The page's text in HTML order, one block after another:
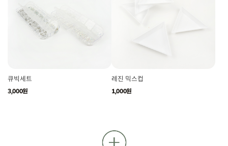
큐빅세트
3,000원
레진 믹스컵
1,000원